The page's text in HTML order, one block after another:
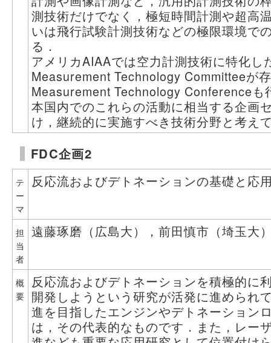
測技術だけでなく，極短時間計測や超高
いは飛行試験計測技術などの極限環境で
る．
アメリカAIAAでは空力計測技術に特化し
Measurement Technology Committeeが
Measurement Technology Conferenceも
本国内でのこれらの活動に相当する企画
け，継続的に実施すべき技術分野と考え
FDC企画2
テ
ー
マ
反応流およびデトネーションの基礎と応
担
当
者
遠藤琢磨（広島大），前田慎市（埼玉大
概
要
反応流およびデトネーションを積極的に
開発しようという研究が活発に進められ
進を目指したエンジンやデトネーション
は，その代表的なものです．また，レー